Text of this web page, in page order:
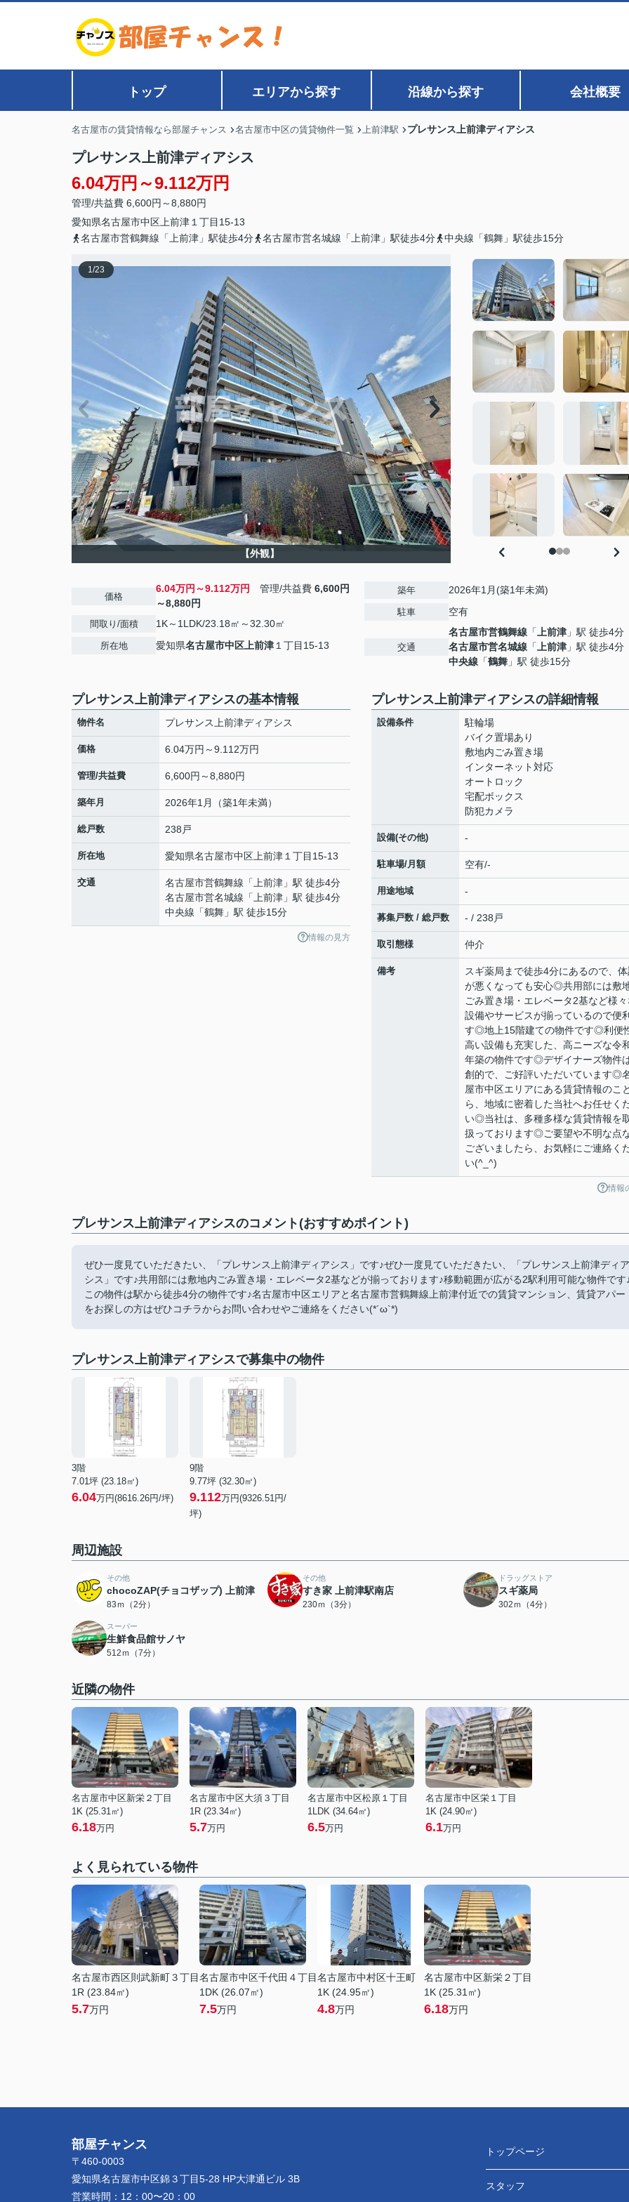
トップ エリアから探す 沿線から探す 会社概要
名古屋市の賃貸情報なら部屋チャンス 名古屋市中区の賃貸物件一覧 上前津駅 プレサンス上前津ディアシス
プレサンス上前津ディアシス
6.04万円～9.112万円
管理/共益費 6,600円～8,880円
愛知県名古屋市中区 上前津 １丁目15-13
名古屋市営鶴舞線「上前津」駅徒歩4分
名古屋市営名城線「上前津」駅徒歩4分 中央線「鶴舞」駅徒歩15分
1/23
【外観】
価格
6.04万円～9.112万円 管理/共益費 6,600円
～8,880円
間取り/面積 1K～1LDK/23.18㎡～32.30㎡
所在地 愛知県名古屋市中区 上前津 １丁目15-13
築年 2026年1月(築1年未満)
駐車 空有
交通
名古屋市営鶴舞線 「 上前津 」駅 徒歩4分
名古屋市営名城線 「 上前津 」駅 徒歩4分
中央線 「鶴舞 」駅 徒歩15分
プレサンス上前津ディアシスの基本情報
物件名 プレサンス上前津ディアシス
価格 6.04万円～9.112万円
管理/共益費 6,600円～8,880円
築年月 2026年1月（築1年未満）
総戸数 238戸
所在地 愛知県名古屋市中区 上前津 １丁目15-13
交通 名古屋市営鶴舞線 「 上前津 」駅 徒歩4分
名古屋市営名城線 「 上前津 」駅 徒歩4分
中央線 「鶴舞 」駅 徒歩15分
情報の見方
プレサンス上前津ディアシスの詳細情報
設備条件
駐輪場
バイク置場あり
敷地内ごみ置き場
インターネット対応
オートロック
宅配ボックス
防犯カメラ
設備(その他) -
駐車場/月額 空有/-
用途地域 -
募集戸数 / 総戸数 - / 238戸
取引態様 仲介
備考
スギ薬局まで徒歩4分にあるので、体
が悪くなっても安心◎共用部には敷
ごみ置き場・エレベータ2基など様々
設備やサービスが揃っているので便
す◎地上15階建ての物件です◎利便
高い設備も充実した、高ニーズな令
年築の物件です◎デザイナーズ物件
創的で、ご好評いただいています◎
屋市中区エリアにある賃貸情報のこ
ら、地域に密着した当社へお任せく
い◎当社は、多種多様な賃貸情報を
扱っております◎ご要望や不明な点
ございましたら、お気軽にご連絡く
い(^_^)
情報
プレサンス上前津ディアシスのコメント(おすすめポイント)
ぜひ一度見ていただきたい、「プレサンス上前津ディアシス」です♪ぜひ一度見ていただきたい、「プレサンス上前津ディア
シス」です♪共用部には敷地内ごみ置き場・エレベータ2基などが揃っております♪移動範囲が広がる2駅利用可能な物件です
この物件は駅から徒歩4分の物件です♪名古屋市中区エリアと名古屋市営鶴舞線上前津付近での賃貸マンション、賃貸アパー
をお探しの方はぜひコチラからお問い合わせやご連絡をください(*´ω`*)
プレサンス上前津ディアシスで募集中の物件
3階
7.01坪 (23.18㎡)
6.04万円(8616.26円/坪)
9階
9.77坪 (32.30㎡)
9.112万円(9326.51円/
坪)
周辺施設
その他
chocoZAP(チョコザップ) 上前津
83ｍ（2分）
その他
すき家 上前津駅南店
230ｍ（3分）
ドラッグストア
スギ薬局
302ｍ（4分）
スーパー
生鮮食品館サノヤ
512ｍ（7分）
近隣の物件
名古屋市中区新栄２丁目
1K (25.31㎡)
6.18万円
名古屋市中区大須３丁目
1R (23.34㎡)
5.7万円
名古屋市中区松原１丁目
1LDK (34.64㎡)
6.5万円
名古屋市中区栄１丁目
1K (24.90㎡)
6.1万円
よく見られている物件
名古屋市西区則武新町３丁目
1R (23.84㎡)
5.7万円
名古屋市中区千代田４丁目
1DK (26.07㎡)
7.5万円
名古屋市中村区十王町
1K (24.95㎡)
4.8万円
名古屋市中区新栄２丁目
1K (25.31㎡)
6.18万円
部屋チャンス
〒460-0003
愛知県名古屋市中区錦３丁目5-28 HP大津通ビル 3B
営業時間： 12：00〜20：00
トップページ
スタッフ